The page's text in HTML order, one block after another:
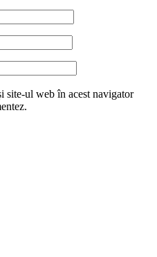
site-ul web în acest navigator